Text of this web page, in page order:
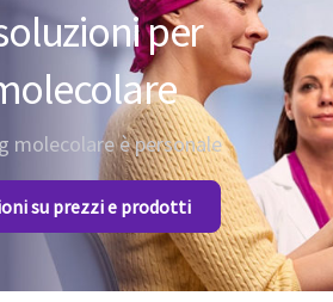
per
molecolare è personale
su prezzi e prodotti